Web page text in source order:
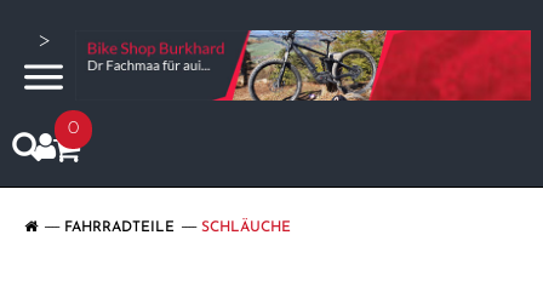
>
0
FAHRRADTEILE SCHLÄUCHE